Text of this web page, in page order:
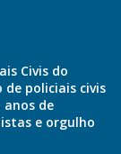
Civis do
policiais civis
anos de
e orgulho